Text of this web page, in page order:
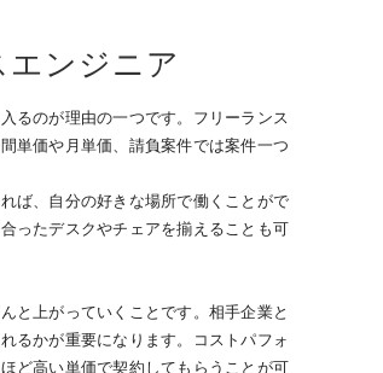
ンジニア
るのが理由の一つです。フリーランス
単価や月単価、請負案件では案件一つ
ば、自分の好きな場所で働くことがで
ったデスクやチェアを揃えることも可
と上がっていくことです。相手企業と
るかが重要になります。コストパフォ
ど高い単価で契約してもらうことが可